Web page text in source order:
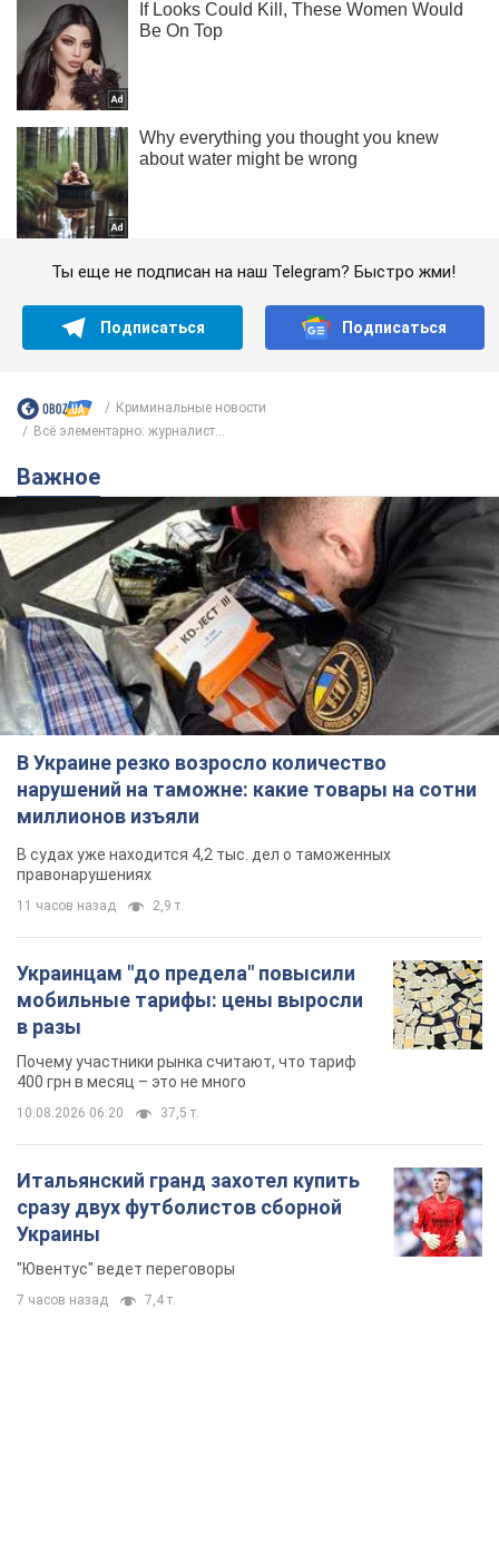
Ты еще не подписан на наш Telegram? Быстро жми!
Подписаться Подписаться
Криминальные новости
Всё элементарно: журналист...
Важное
В Украине резко возросло количество
нарушений на таможне: какие товары на сотни
миллионов изъяли
В судах уже находится 4,2 тыс. дел о таможенных
правонарушениях
11 часов назад 2,9 т.
Украинцам "до предела" повысили
мобильные тарифы: цены выросли
в разы
Почему участники рынка считают, что тариф
400 грн в месяц – это не много
10.08.2026 06:20 37,5 т.
Итальянский гранд захотел купить
сразу двух футболистов сборной
Украины
"Ювентус" ведет переговоры
7 часов назад 7,4 т.